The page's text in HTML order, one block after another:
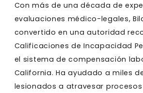
Con más de una década de
evaluaciones médico-legales,
convertido en una autoridad
Calificaciones de Incapacidad
el sistema de compensación
California. Ha ayudado a miles
lesionados a atravesar